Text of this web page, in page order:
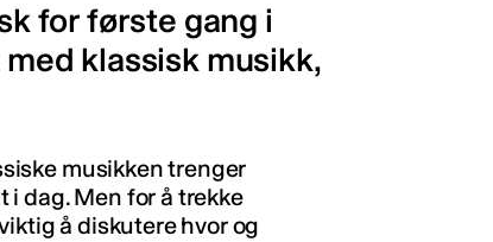
for første gang i
klassisk musikk,
musikken trenger
i dag. Men for å trekke
å diskutere hvor og